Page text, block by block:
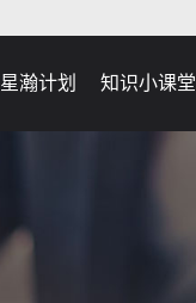
星瀚计划 知识小课堂